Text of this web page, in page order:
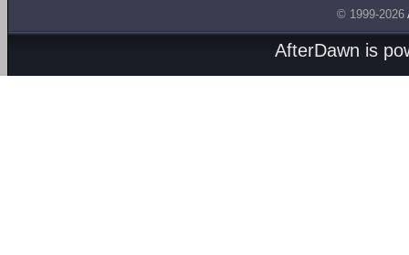
© 1999-2026
AfterDawn is